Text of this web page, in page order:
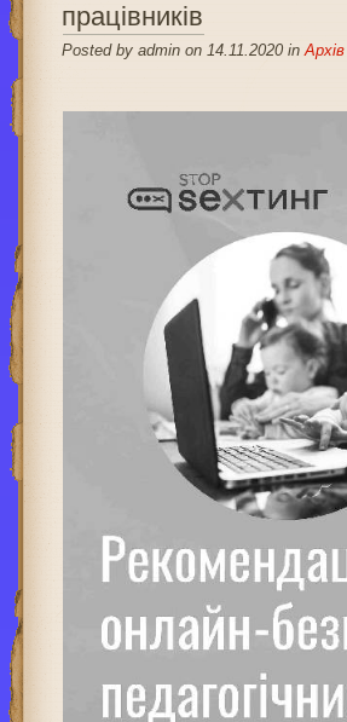
працівників
Posted by admin on 14.11.2020 in